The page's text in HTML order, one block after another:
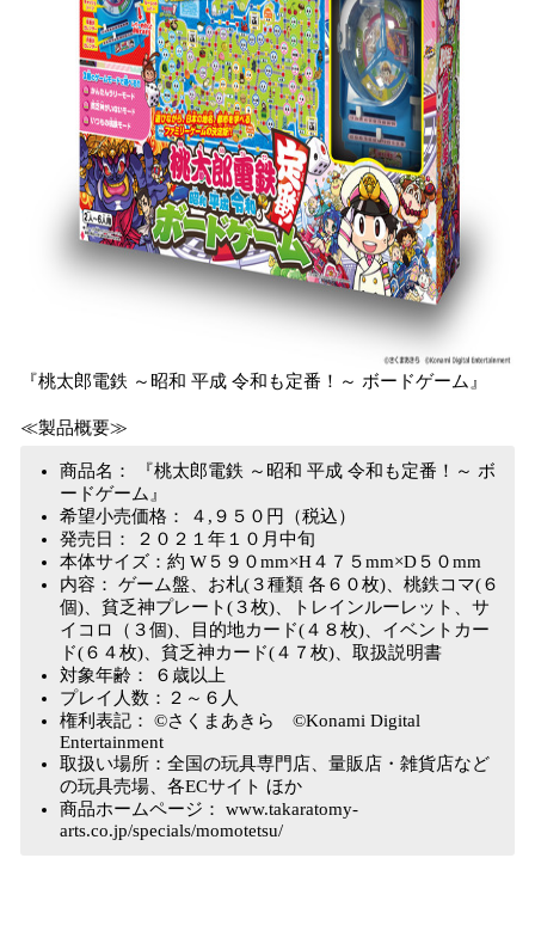
『桃太郎電鉄 ～昭和 平成 令和も定番！～ ボードゲーム』
≪製品概要≫
商品名： 『桃太郎電鉄 ～昭和 平成 令和も定番！～ ボ
ードゲーム』
希望小売価格： ４,９５０円（税込）
発売日： ２０２１年１０月中旬
本体サイズ：約 W５９０mm×H４７５mm×D５０mm
内容： ゲーム盤、お札(３種類 各６０枚)、桃鉄コマ(６
個)、貧乏神プレート(３枚)、トレインルーレット、サ
イコロ（３個)、目的地カード(４８枚)、イベントカー
ド(６４枚)、貧乏神カード(４７枚)、取扱説明書
対象年齢： ６歳以上
プレイ人数：２～６人
権利表記： ©さくまあきら ©Konami Digital
Entertainment
取扱い場所：全国の玩具専門店、量販店・雑貨店など
の玩具売場、各ECサイト ほか
商品ホームページ： www.takaratomy-
arts.co.jp/specials/momotetsu/